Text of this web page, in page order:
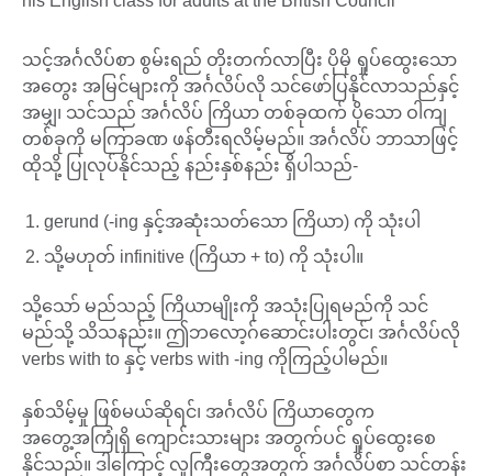
သင့်အင်္ဂလိပ်စာ စွမ်းရည် တိုးတက်လာပြီး ပိုမို ရှုပ်ထွေးသော
အတွေး အမြင်များကို အင်္ဂလိပ်လို သင်ဖော်ပြနိုင်လာသည်နှင့်
အမျှ၊ သင်သည် အင်္ဂလိပ် ကြိယာ တစ်ခုထက် ပိုသော ဝါကျ
တစ်ခုကို မကြာခဏ ဖန်တီးရလိမ့်မည်။ အင်္ဂလိပ် ဘာသာဖြင့်
ထိုသို့ ပြုလုပ်နိုင်သည့် နည်းနှစ်နည်း ရှိပါသည်-
gerund (-ing နှင့်အဆုံးသတ်သော ကြိယာ) ကို သုံးပါ
သို့မဟုတ် infinitive (ကြိယာ + to) ကို သုံးပါ။
သို့သော် မည်သည့် ကြိယာမျိုးကို အသုံးပြုရမည်ကို သင်
မည်သို့ သိသနည်း။ ဤဘလော့ဂ်ဆောင်းပါးတွင်၊ အင်္ဂလိပ်လို
verbs with to နှင့် verbs with -ing ကိုကြည့်ပါမည်။
နှစ်သိမ့်မှု ဖြစ်မယ်ဆိုရင်၊ အင်္ဂလိပ် ကြိယာတွေက
အတွေ့အကြုံရှိ ကျောင်းသားများ အတွက်ပင် ရှုပ်ထွေးစေ
နိုင်သည်။ ဒါကြောင့် လူကြီးတွေအတွက် အင်္ဂလိပ်စာ သင်တန်း